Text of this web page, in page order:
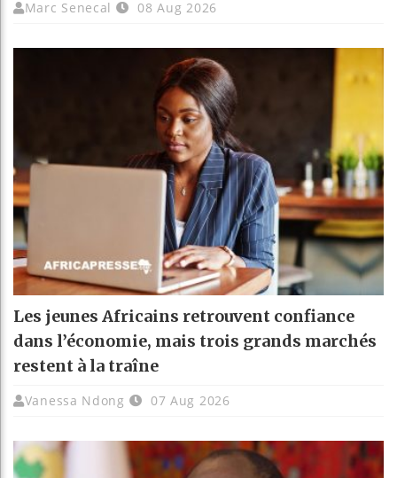
Marc Senecal 08 Aug 2026
Les jeunes Africains retrouvent confiance
dans l’économie, mais trois grands marchés
restent à la traîne
Vanessa Ndong 07 Aug 2026